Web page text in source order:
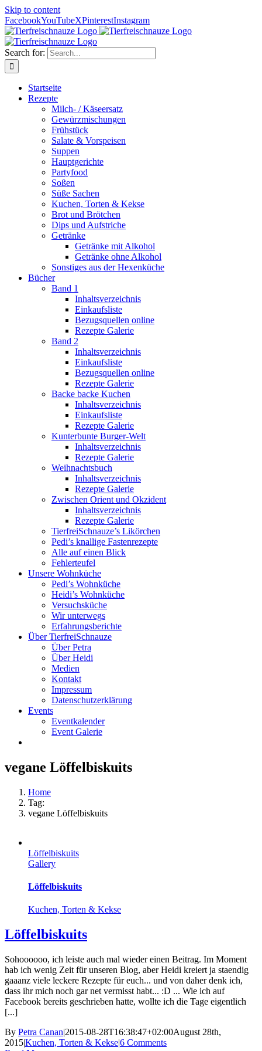
Skip to content
FacebookYouTubeXPinterestInstagram
Search for:
Startseite
Rezepte
Milch- / Käseersatz
Gewürzmischungen
Frühstück
Salate & Vorspeisen
Suppen
Hauptgerichte
Partyfood
Soßen
Süße Sachen
Kuchen, Torten & Kekse
Brot und Brötchen
Dips und Aufstriche
Getränke
Getränke mit Alkohol
Getränke ohne Alkohol
Sonstiges aus der Hexenküche
Bücher
Band 1
Inhaltsverzeichnis
Einkaufsliste
Bezugsquellen online
Rezepte Galerie
Band 2
Inhaltsverzeichnis
Einkaufsliste
Bezugsquellen online
Rezepte Galerie
Backe backe Kuchen
Inhaltsverzeichnis
Einkaufsliste
Rezepte Galerie
Kunterbunte Burger-Welt
Inhaltsverzeichnis
Rezepte Galerie
Weihnachtsbuch
Inhaltsverzeichnis
Rezepte Galerie
Zwischen Orient und Okzident
Inhaltsverzeichnis
Rezepte Galerie
TierfreiSchnauze’s Likörchen
Pedi’s knallige Fastenrezepte
Alle auf einen Blick
Fehlerteufel
Unsere Wohnküche
Pedi’s Wohnküche
Heidi’s Wohnküche
Versuchsküche
Wir unterwegs
Erfahrungsberichte
Über TierfreiSchnauze
Über Petra
Über Heidi
Medien
Kontakt
Impressum
Datenschutzerklärung
Events
Eventkalender
Event Galerie
vegane Löffelbiskuits
Home
Tag:
vegane Löffelbiskuits
Löffelbiskuits
Gallery
Löffelbiskuits
Kuchen, Torten & Kekse
Löffelbiskuits
Sohoooooo, ich leiste auch mal wieder einen Beitrag. Im Moment
hab ich wenig Zeit für unseren Blog, aber Heidi kreiert ja staendig
gaaanz viele leckere Rezepte für euch... und von daher denk ich,
dass ihr mich noch gar net vermisst habt... :D ... Wie ich auf
Facebook bereits geschrieben hatte, wollte ich die Tage eigentlich
[...]
By Petra Canan|2015-08-28T16:38:47+02:00August 28th,
2015|Kuchen, Torten & Kekse|6 Comments